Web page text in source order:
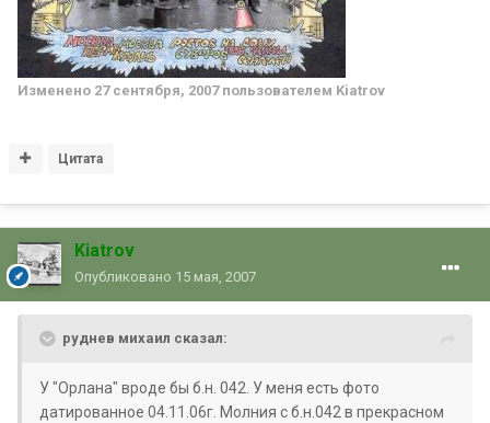
Изменено 27 сентября, 2007пользователем Kiatrov
Цитата
Kiatrov
Опубликовано 15 мая, 2007
руднев михаил сказал:
У "Орлана" вроде бы б.н. 042. У меня есть фото
датированное 04.11.06г. Молния с б.н.042 в прекрасном